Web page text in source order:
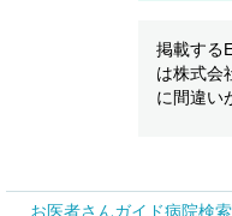
掲載する
は株式会
に間違い
お医者さんガイド病院検